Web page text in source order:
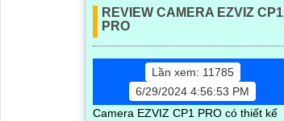
REVIEW CAMERA EZVIZ CP1
PRO
Lần xem: 11785
6/29/2024 4:56:53 PM
Camera EZVIZ CP1 PRO có thiết kế